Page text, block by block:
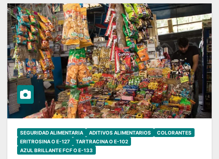
SEGURIDAD ALIMENTARIA ADITIVOS ALIMENTARIOS
COLORANTES
ERITROSINA O E-127
TARTRACINA O E-102
AZUL BRILLANTE FCF O E-133